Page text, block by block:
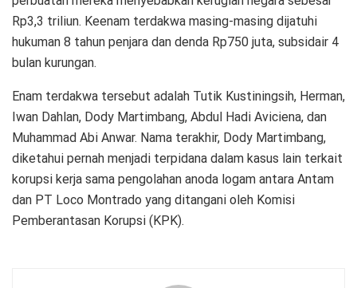
Rp3,3 triliun. Keenam terdakwa masing-masing dijatuhi
hukuman 8 tahun penjara dan denda Rp750 juta, subsidair 4
bulan kurungan.
Enam terdakwa tersebut adalah Tutik Kustiningsih, Herman,
Iwan Dahlan, Dody Martimbang, Abdul Hadi Aviciena, dan
Muhammad Abi Anwar. Nama terakhir, Dody Martimbang,
diketahui pernah menjadi terpidana dalam kasus lain terkait
korupsi kerja sama pengolahan anoda logam antara Antam
dan PT Loco Montrado yang ditangani oleh Komisi
Pemberantasan Korupsi (KPK).